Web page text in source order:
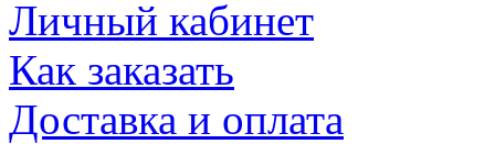
Личный кабинет
Как заказать
Доставка и оплата